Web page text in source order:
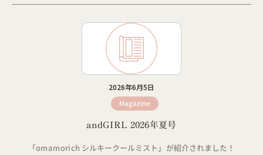
2026年6月5日
Magazine
andGIRL 2026年夏号
「omamorich シルキークールミスト」が紹介されました！